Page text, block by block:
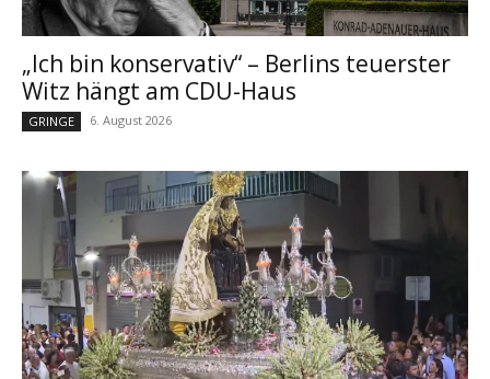
„Ich bin konservativ“ – Berlins teuerster
Witz hängt am CDU-Haus
GRINGE 6. August 2026